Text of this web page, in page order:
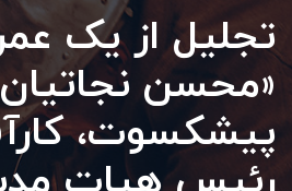
تجلیل از یک
«محسن
پیشکسوت،